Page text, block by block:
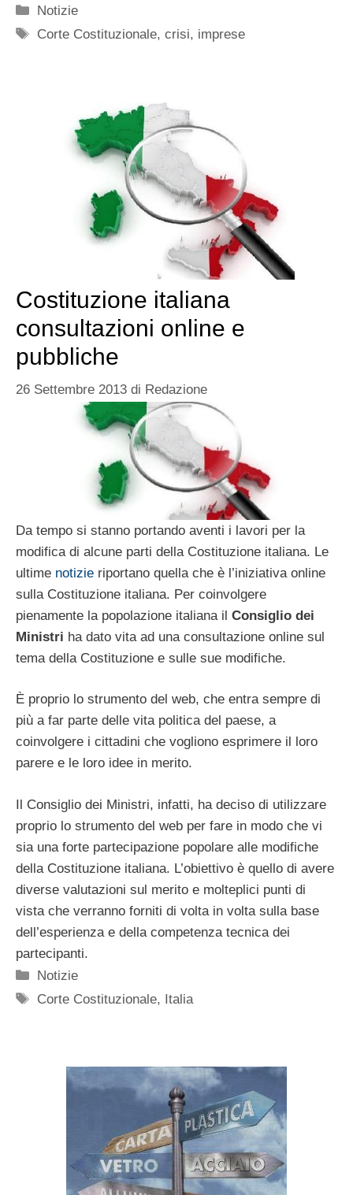
Categorie
Notizie
Tag
Corte Costituzionale,crisi, imprese
Costituzione italiana
consultazioni online e
pubbliche
26 Settembre 2013 di Redazione
Da tempo si stanno portando aventi i lavori per la
modifica di alcune parti della Costituzione italiana. Le
ultime notizie riportano quella che è l’iniziativa online
sulla Costituzione italiana. Per coinvolgere
pienamente la popolazione italiana il Consiglio dei
Ministri ha dato vita ad una consultazione online sul
tema della Costituzione e sulle sue modifiche.
È proprio lo strumento del web, che entra sempre di
più a far parte delle vita politica del paese, a
coinvolgere i cittadini che vogliono esprimere il loro
parere e le loro idee in merito.
Il Consiglio dei Ministri, infatti, ha deciso di utilizzare
proprio lo strumento del web per fare in modo che vi
sia una forte partecipazione popolare alle modifiche
della Costituzione italiana. L’obiettivo è quello di avere
diverse valutazioni sul merito e molteplici punti di
vista che verranno forniti di volta in volta sulla base
dell’esperienza e della competenza tecnica dei
partecipanti.
Categorie
Notizie
Tag
Corte Costituzionale, Italia